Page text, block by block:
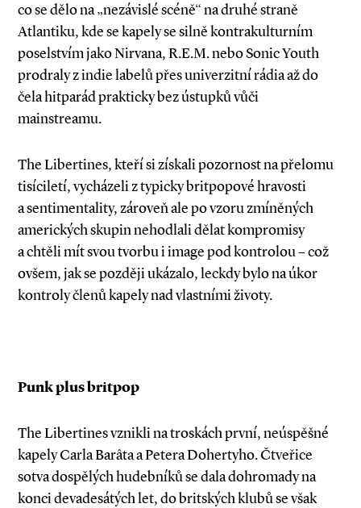
co se dělo na „nezávislé scéně“ na druhé straně
Atlantiku, kde se kapely se silně kontrakulturním
poselstvím jako Nirvana, R.E.M. nebo Sonic Youth
prodraly z indie labelů přes univerzitní rádia až do
čela hitparád prakticky bez ústupků vůči
mainstreamu.
The Libertines, kteří si získali pozornost na přelomu
tisíciletí, vycházeli z typicky britpopové hravosti
a sentimentality, zároveň ale po vzoru zmíněných
amerických skupin nehodlali dělat kompromisy
a chtěli mít svou tvorbu i image pod kontrolou – což
ovšem, jak se později ukázalo, leckdy bylo na úkor
kontroly členů kapely nad vlastními životy.
Punk plus britpop
The Libertines vznikli na troskách první, ne­úspěšné
kapely Carla Barâta a Petera Dohertyho. Čtveřice
sotva dospělých hudebníků se dala dohromady na
konci devadesátých let, do britských klubů se však